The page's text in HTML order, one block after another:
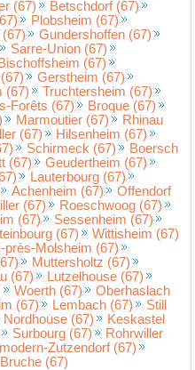
(67)
Betschdorf (67)
Plobsheim (67)
Gundershoffen (67)
Sarre-Union (67)
Bischoffsheim (67)
Gerstheim (67)
(67)
Truchtersheim (67)
Forêts (67)
Broque (67)
Marmoutier (67)
Rhinau
(67)
Hilsenheim (67)
Schirmeck (67)
Boersch
(67)
Geudertheim (67)
Lauterbourg (67)
Achenheim (67)
Offendorf
(67)
Roeschwoog (67)
(67)
Sessenheim (67)
(67)
Wittisheim (67)
près-Molsheim (67)
Muttersholtz (67)
(67)
Lutzelhouse (67)
Woerth (67)
Oberhaslach
(67) Lembach (67)
Still
Nordhouse (67)
Keskastel
Surbourg (67)
Rohrwiller
Zutzendorf (67)
(67)